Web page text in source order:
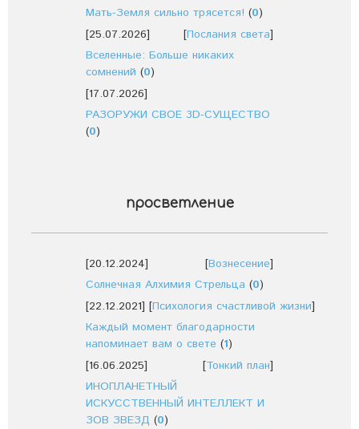
Мать-Земля сильно трясется! (0)
[25.07.2026]
[Послания света]
Вселенные: Больше никаких
сомнений (0)
[17.07.2026]
РАЗОРУЖИ СВОЕ 3D-СУЩЕСТВО
(0)
просветление
[20.12.2024] [Вознесение]
Солнечная Алхимия Стрельца (0)
[22.12.2021] [Психология счастливой жизни]
Каждый момент благодарности
напоминает вам о свете (1)
[16.06.2025]
[Тонкий план]
ИНОПЛАНЕТНЫЙ
ИСКУССТВЕННЫЙ ИНТЕЛЛЕКТ И
ЗОВ ЗВЕЗД (0)